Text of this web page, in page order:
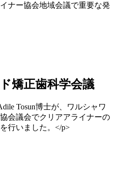
ナー協会地域会議で重要な発
矯正歯科学会議
Tosun博士が、ワルシャワ
会議会でクリアアライナーの
行いました。</p>